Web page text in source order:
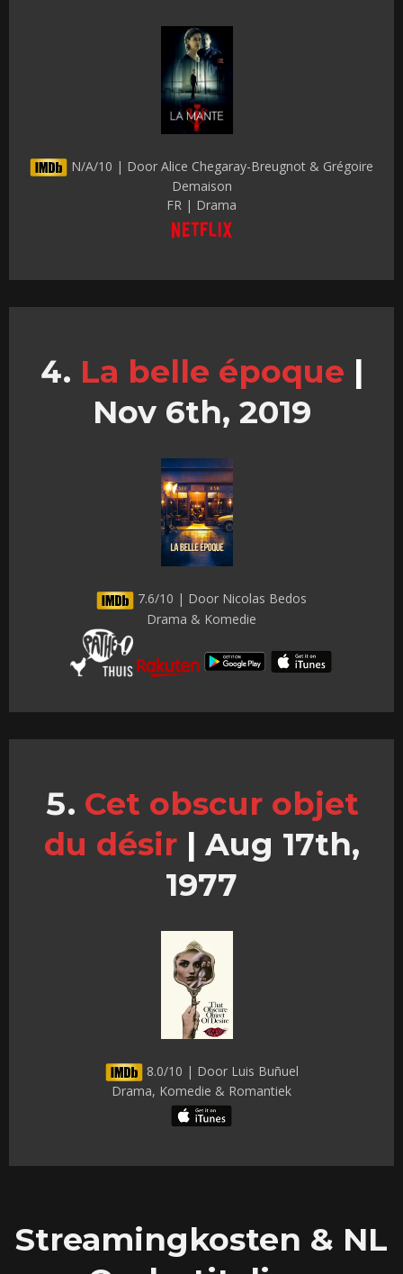
N/A/10 | Door Alice Chegaray-Breugnot & Grégoire
Demaison
FR | Drama
La belle époque |
Nov 6th, 2019
7.6/10 | Door Nicolas Bedos
Drama & Komedie
Cet obscur objet
du désir | Aug 17th,
1977
8.0/10 | Door Luis Buñuel
Drama, Komedie & Romantiek
Streamingkosten & NL